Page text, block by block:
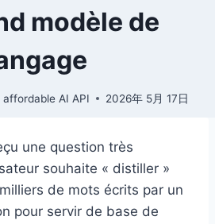
modèle de
AI API 2026年 5月 17日
une question très
souhaite « distiller »
de mots écrits par un
pour servir de base de